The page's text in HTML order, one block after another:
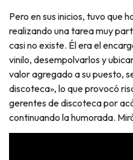
Pero en sus inicios, tuvo que
realizando una tarea muy
casi no existe. Él era el
vinilo, desempolvarlos y
valor agregado a su puesto,
discoteca», lo que provocó
gerentes de discoteca por
continuando la humorada.